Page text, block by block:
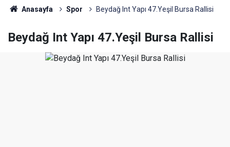
Anasayfa Spor Beydağ Int Yapı 47.Yeşil Bursa Rallisi
Beydağ Int Yapı 47.Yeşil Bursa Rallisi